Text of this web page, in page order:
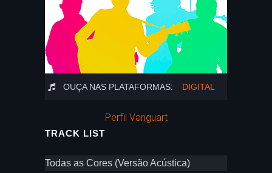
OUÇA NAS PLATAFORMAS: DIGITAL
Perfil Vanguart
TRACK LIST
Todas as Cores (Versão Acústica)